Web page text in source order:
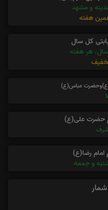
و مشهد
هفته
کل سال
هر هفته
عباس(ع)
حضرت علی(ع)
امام رضا(ع)
و جمعه